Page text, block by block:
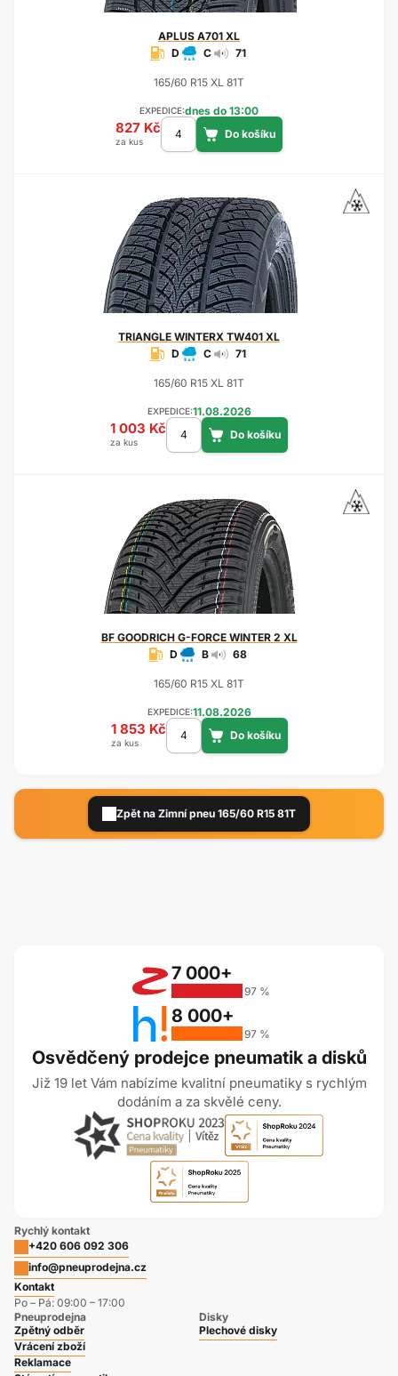
APLUS A701 XL
D
C 71
165/60 R15 XL 81T
EXPEDICE:dnes do 13:00
827 Kč
za kus
TRIANGLE WINTERX TW401 XL
D
C 71
165/60 R15 XL 81T
EXPEDICE:11.08.2026
1 003 Kč
za kus
BF GOODRICHG-FORCE WINTER 2 XL
D
B 68
165/60 R15 XL 81T
EXPEDICE:11.08.2026
1 853 Kč
za kus
Zpět na Zimní pneu 165/60 R15 81T
Osvědčený prodejce pneumatik a disků
Již 19 let Vám nabízíme kvalitní pneumatiky s rychlým
dodáním a za skvělé ceny.
7 000+
97 %
8 000+
97 %
Rychlý kontakt
+420 606 092 306
info@pneuprodejna.cz
Kontakt
Po – Pá: 09:00 – 17:00
Pneuprodejna
Zpětný odběr
Vrácení zboží
Reklamace
Disky
Plechové disky